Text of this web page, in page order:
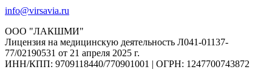
info@virsavia.ru
ООО "ЛАКШМИ"
Лицензия на медицинскую деятельность Л041-01137-
77/02190531 от 21 апреля 2025 г.
ИНН/КПП: 9709118440/770901001 | ОГРН: 1247700743872